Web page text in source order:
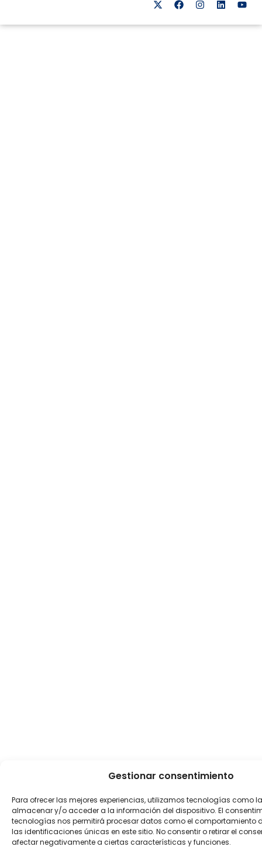
Gestionar consentimiento
Para ofrecer las mejores experiencias, utilizamos tecnologías como
almacenar y/o acceder a la información del dispositivo. El
tecnologías nos permitirá procesar datos como el comportamiento
las identificaciones únicas en este sitio. No consentir o retirar el
afectar negativamente a ciertas características y funciones.